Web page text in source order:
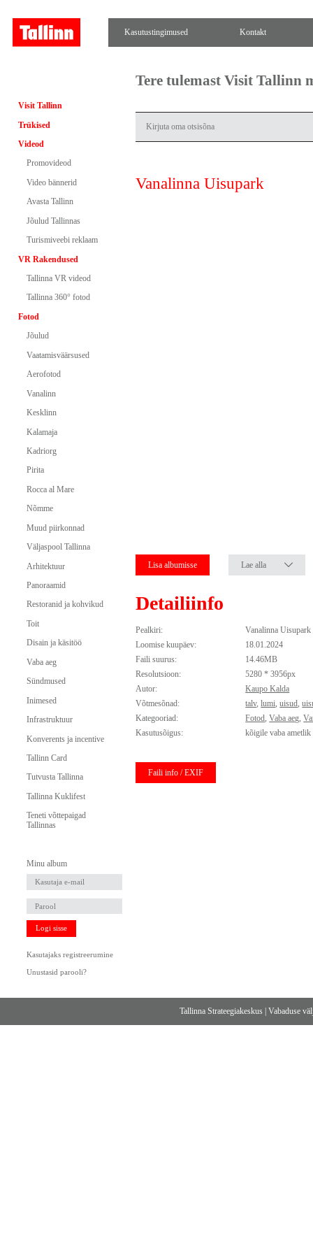
Kasutustingimused Kontakt
Visit Tallinn
Trükised
Videod
Promovideod
Video bännerid
Avasta Tallinn
Jõulud Tallinnas
Turismiveebi reklaam
VR Rakendused
Tallinna VR videod
Tallinna 360° fotod
Fotod
Jõulud
Vaatamisväärsused
Aerofotod
Vanalinn
Kesklinn
Kalamaja
Kadriorg
Pirita
Rocca al Mare
Nõmme
Muud piirkonnad
Väljaspool Tallinna
Arhitektuur
Panoraamid
Restoranid ja kohvikud
Toit
Disain ja käsitöö
Vaba aeg
Sündmused
Inimesed
Infrastruktuur
Konverents ja incentive
Tallinn Card
Tutvusta Tallinna
Tallinna Kuklifest
Teneti võttepaigad
Tallinnas
Minu album
Logi sisse
Kasutajaks registreerumine
Unustasid parooli?
Tere tulemast Visit Tallinn
Vanalinna Uisupark
Lisa albumisse Lae alla
Detailiinfo
Pealkiri:
Vanalinna Uisupark
Loomise kuupäev:
18.01.2024
Faili suurus:
14.46MB
Resolutsioon:
5280 * 3956px
Autor:
Kaupo Kalda
Võtmesõnad:
talv,lumi,uisud,
Kategooriad:
Fotod,Vaba aeg,
Kasutusõigus:
kõigile vaba
Faili info / EXIF
Tallinna Strateegiakeskus |Vabaduse